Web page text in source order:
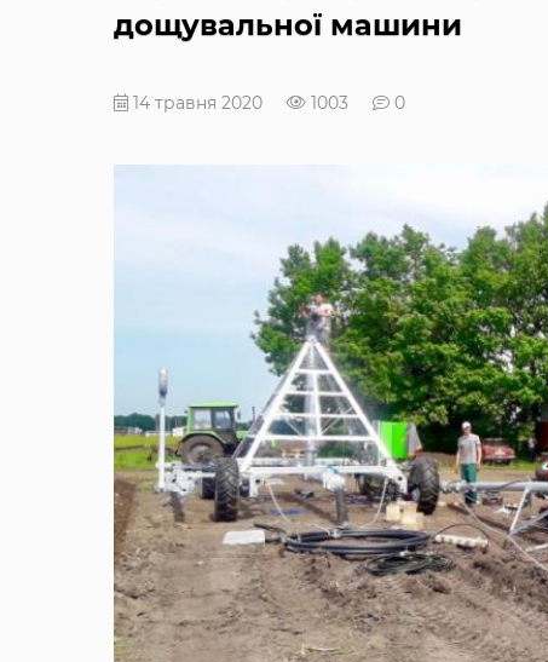
дощувальної машини
14 травня 2020 1003 0